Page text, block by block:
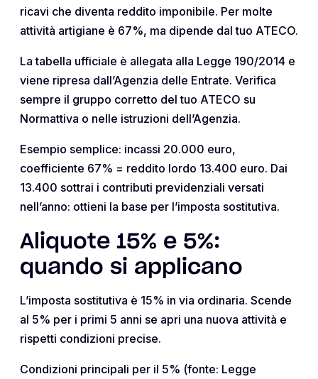
ricavi che diventa reddito imponibile. Per molte
attività artigiane è 67%, ma dipende dal tuo ATECO.
La tabella ufficiale è allegata alla Legge 190/2014 e
viene ripresa dall’Agenzia delle Entrate. Verifica
sempre il gruppo corretto del tuo ATECO su
Normattiva o nelle istruzioni dell’Agenzia.
Esempio semplice: incassi 20.000 euro,
coefficiente 67% = reddito lordo 13.400 euro. Dai
13.400 sottrai i contributi previdenziali versati
nell’anno: ottieni la base per l’imposta sostitutiva.
Aliquote 15% e 5%:
quando si applicano
L’imposta sostitutiva è 15% in via ordinaria. Scende
al 5% per i primi 5 anni se apri una nuova attività e
rispetti condizioni precise.
Condizioni principali per il 5% (fonte: Legge